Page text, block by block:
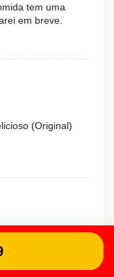
tem uma
em breve.
(Original)
Mr pizza este é o
Muito boas
e servem bem